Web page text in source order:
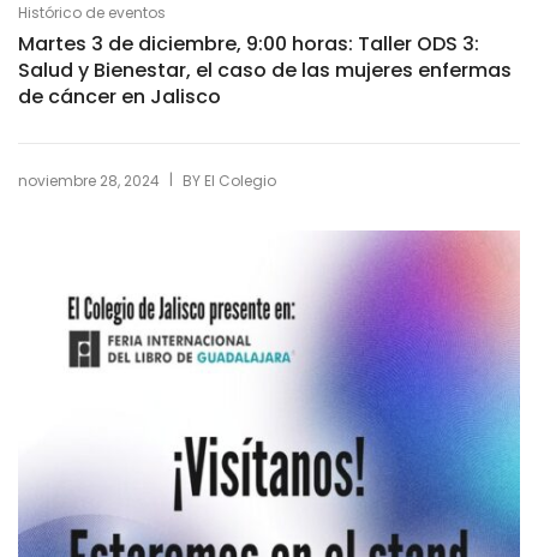
Histórico de eventos
Martes 3 de diciembre, 9:00 horas: Taller ODS 3:
Salud y Bienestar, el caso de las mujeres enfermas
de cáncer en Jalisco
noviembre 28, 2024 BY El Colegio